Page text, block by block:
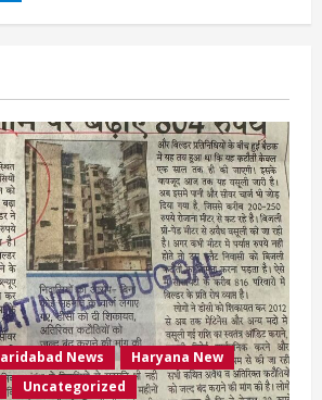
News
Haryana New
Uncategorized